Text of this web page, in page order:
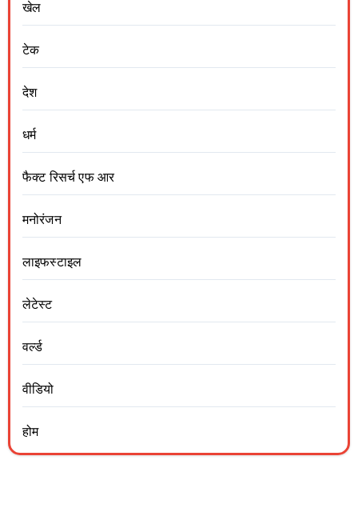
खेल
टेक
देश
धर्म
फैक्ट रिसर्च एफ आर
मनोरंजन
लाइफस्टाइल
लेटेस्ट
वर्ल्ड
वीडियो
होम